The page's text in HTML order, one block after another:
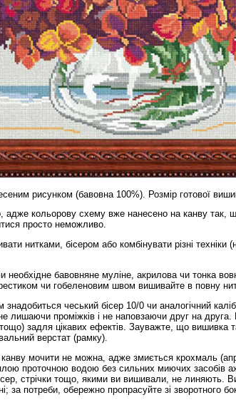
рисунком (бавовна 100%). Розмір готової
адже кольорову схему вже нанесено на канву так,
просто неможливо.
нитками, бісером або комбінувати різні
необхідне бавовняне муліне, акрилова чи тонка
чи гобеленовим швом вишивайте в повну
чеський бісер 10/0 чи аналогічний
лишаючи проміжків і не наповзаючи друг на друга.
задля цікавих ефектів. Зауважте, що
верстат (рамку).
мочити не можна, адже змиється крохмаль
проточною водою без сильних миючих засобів
стрічки тощо, якими ви вишивали, не линяють.
за потреби, обережно пропрасуйте зі зворотного